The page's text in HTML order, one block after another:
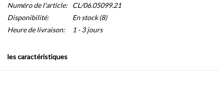
Numéro de l'article:
CL/06.05099.21
Disponibilité:
En stock(8)
Heure de livraison:
1 - 3 jours
les caractéristiques